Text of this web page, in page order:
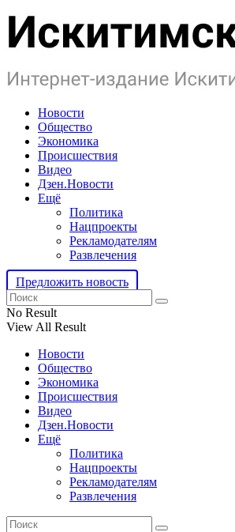
Новости
Общество
Экономика
Происшествия
Видео
Дзен.Новости
Ещё
Политика
Нацпроекты
Рекламодателям
Развлечения
Предложить новость
No Result
View All Result
Новости
Общество
Экономика
Происшествия
Видео
Дзен.Новости
Ещё
Политика
Нацпроекты
Рекламодателям
Развлечения